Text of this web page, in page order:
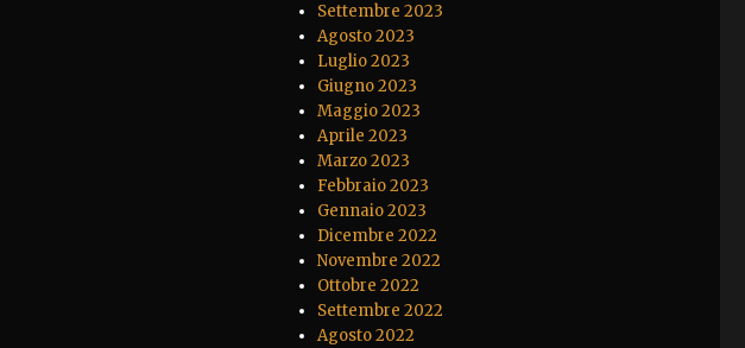
Settembre 2023
Agosto 2023
Luglio 2023
Giugno 2023
Maggio 2023
Aprile 2023
Marzo 2023
Febbraio 2023
Gennaio 2023
Dicembre 2022
Novembre 2022
Ottobre 2022
Settembre 2022
Agosto 2022